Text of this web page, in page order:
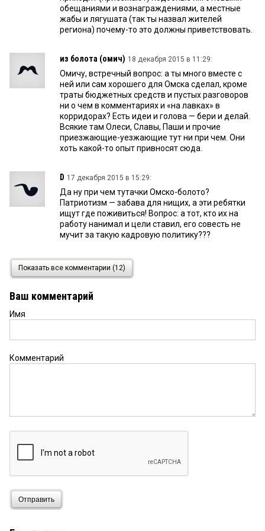
обещаниями и вознаграждениями, а местные
жабы и лягушата (так ты назвал жителей
региона) почему-то это должны приветствовать.
из болота (омич) 18 декабря 2015 в 11:29:
Омичу, встречный вопрос: а ты много вместе с
ней или сам хорошего для Омска сделал, кроме
траты бюджетных средств и пустых разговоров
ни о чем в комментариях и «на лавках» в
корридорах? Есть идеи и голова — бери и делай.
Всякие там Олеси, Славы, Паши и прочие
приезжающие-уезжающие тут ни при чем. Они
хоть какой-то опыт привносят сюда.
D 17 декабря 2015 в 15:29:
Да ну при чем тутачки Омско-болото?
Патриотизм — забава для нищих, а эти ребятки
ищут где поживиться! Вопрос: а тот, кто их на
работу нанимал и цели ставил, его совесть не
мучит за такую кадровую политику???
17 декабря 2015 в 14:04:
Из болота, а ты много вместе с Олесей хорошего
средств и пустых разговоров ни о чем?
сами ничего не умеют (самое главное работать и
нести ответственность) и другим завидуют. Как
слабо и страшно. Мы можем только жаловаться,
считать чужие деньги и нести чушь в
посидела и свинтила — по другому ПРОСТО НЕ
МОГЛО БЫТЬ. Это же не дело для желторотых
Показать все комментарии (12)
Ваш комментарий
Имя
Комментарий
Отправить